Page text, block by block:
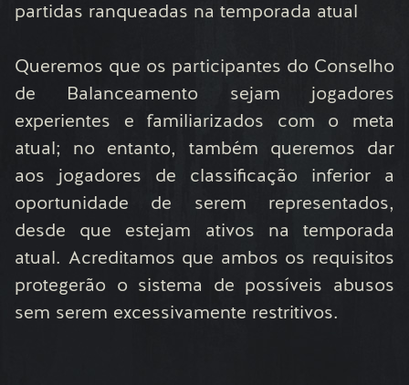
partidas ranqueadas na temporada atual
Queremos que os participantes do Conselho
de Balanceamento sejam jogadores
experientes e familiarizados com o meta
atual; no entanto, também queremos dar
aos jogadores de classificação inferior a
oportunidade de serem representados,
desde que estejam ativos na temporada
atual. Acreditamos que ambos os requisitos
protegerão o sistema de possíveis abusos
sem serem excessivamente restritivos.